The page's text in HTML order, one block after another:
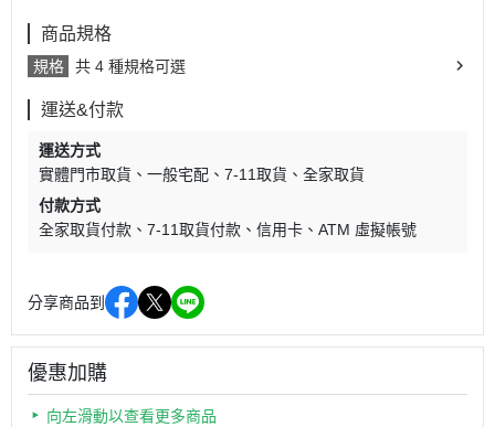
商品規格
規格 共 4 種規格可選
運送&付款
運送方式
實體門市取貨
一般宅配 7-11取貨
全家取貨
付款方式
全家取貨付款
7-11取貨付款 信用卡 ATM 虛擬帳號
分享商品到
優惠加購
向左滑動以查看更多商品